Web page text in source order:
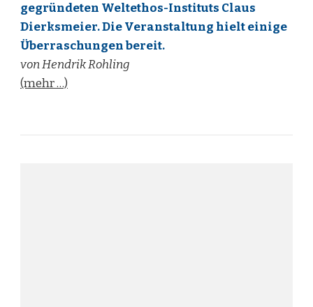
gegründeten Weltethos-Instituts Claus
Dierksmeier. Die Veranstaltung hielt einige
Überraschungen bereit.
von Hendrik Rohling
(mehr …)